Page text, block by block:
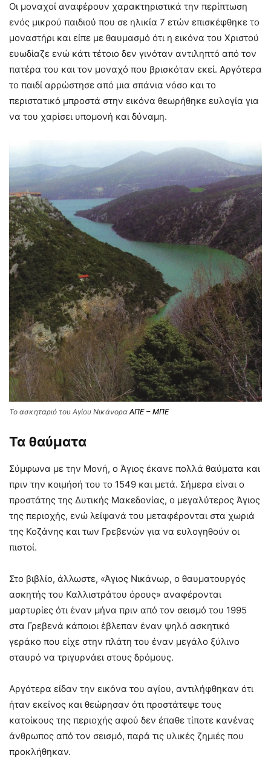
Οι μοναχοί αναφέρουν χαρακτηριστικά την περίπτωση
ενός μικρού παιδιού που σε ηλικία 7 ετών επισκέφθηκε το
μοναστήρι και είπε με θαυμασμό ότι η εικόνα του Χριστού
ευωδίαζε ενώ κάτι τέτοιο δεν γινόταν αντιληπτό από τον
πατέρα του και τον μοναχό που βρισκόταν εκεί. Αργότερα
το παιδί αρρώστησε από μια σπάνια νόσο και το
περιστατικό μπροστά στην εικόνα θεωρήθηκε ευλογία για
να του χαρίσει υπομονή και δύναμη.
Το ασκηταριό του Αγίου ΝικάνοραΑΠΕ – ΜΠΕ
Τα θαύματα
Σύμφωνα με την Μονή, ο Άγιος έκανε πολλά θαύματα και
πριν την κοιμήσή του το 1549 και μετά. Σήμερα είναι ο
προστάτης της Δυτικής Μακεδονίας, ο μεγαλύτερος Άγιος
της περιοχής, ενώ λείψανά του μεταφέρονται στα χωριά
της Κοζάνης και των Γρεβενών για να ευλογηθούν οι
πιστοί.
Στο βιβλίο, άλλωστε, «Άγιος Νικάνωρ, ο θαυματουργός
ασκητής του Καλλιστράτου όρους» αναφέρονται
μαρτυρίες ότι έναν μήνα πριν από τον σεισμό του 1995
στα Γρεβενά κάποιοι έβλεπαν έναν ψηλό ασκητικό
γεράκο που είχε στην πλάτη του έναν μεγάλο ξύλινο
σταυρό να τριγυρνάει στους δρόμους.
Αργότερα είδαν την εικόνα του αγίου, αντιλήφθηκαν ότι
ήταν εκείνος και θεώρησαν ότι προστάτεψε τους
κατοίκους της περιοχής αφού δεν έπαθε τίποτε κανένας
άνθρωπος από τον σεισμό, παρά τις υλικές ζημιές που
προκλήθηκαν.